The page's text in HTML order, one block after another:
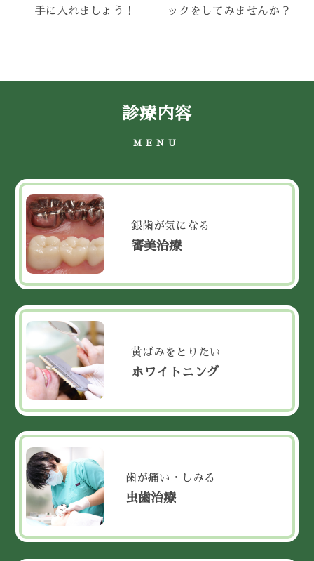
手に入れましょう！
ックをしてみませんか？
診療内容
MENU
銀歯が気になる
審美治療
黄ばみをとりたい
ホワイトニング
歯が痛い・しみる
虫歯治療